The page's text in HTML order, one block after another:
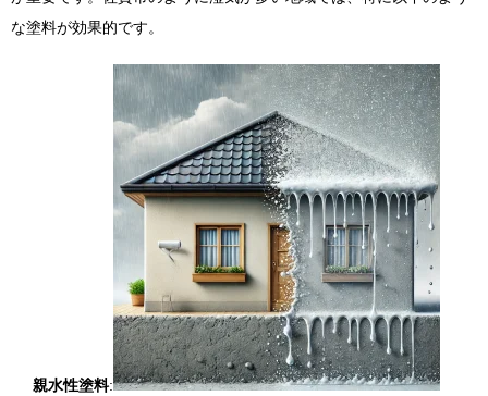
な塗料が効果的です。
親水性塗料: